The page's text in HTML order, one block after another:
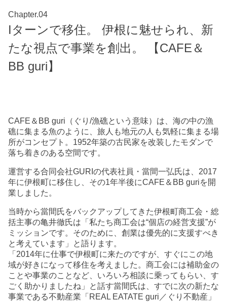
Chapter.04
Iターンで移住。 伊根に魅せられ、新
たな視点で事業を創出。 【CAFE＆
BB guri】
CAFE＆BB guri（ぐり/漁礁という意味）は、海の中の漁
礁に集まる魚のように、旅人も地元の人も気軽に集まる場
所がコンセプト。1952年築の古民家を改装したモダンで
落ち着きのある空間です。
運営する合同会社GURIの代表社員・當間一弘氏は、2017
年に伊根町に移住し、その1年半後にCAFE＆BB guriを開
業しました。
当時から當間氏をバックアップしてきた伊根町商工会・総
括主事の亀井徹氏は「私たち商工会は“個店の経営支援”が
ミッションです。そのために、創業は優先的に支援すべき
と考えています」と語ります。
「2014年に仕事で伊根町に来たのですが、すぐにこの地
域が好きになって移住を考えました。商工会には補助金の
ことや事業のことなど、いろいろ相談に乗ってもらい、す
ごく助かりましたね」と話す當間氏は、すでに次の新たな
事業である不動産業「REAL EATATE guri／ぐり不動産」